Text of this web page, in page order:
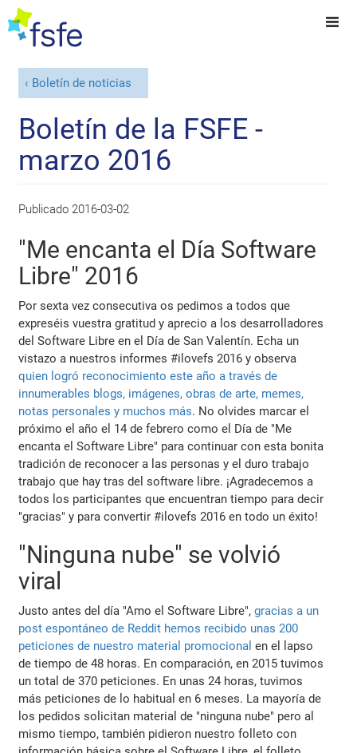
Boletín de noticias
Boletín de la FSFE -
marzo 2016
Publicado 2016-03-02
"Me encanta el Día Software
Libre" 2016
Por sexta vez consecutiva os pedimos a todos que
expreséis vuestra gratitud y aprecio a los desarrolladores
del Software Libre en el Día de San Valentín. Echa un
vistazo a nuestros informes #ilovefs 2016 y observa
quien logró reconocimiento este año a través de
innumerables blogs, imágenes, obras de arte, memes,
notas personales y muchos más. No olvides marcar el
próximo el año el 14 de febrero como el Día de "Me
encanta el Software Libre" para continuar con esta bonita
tradición de reconocer a las personas y el duro trabajo
trabajo que hay tras del software libre. ¡Agradecemos a
todos los participantes que encuentran tiempo para decir
"gracias" y para convertir #ilovefs 2016 en todo un éxito!
"Ninguna nube" se volvió
viral
Justo antes del día "Amo el Software Libre",gracias a un
post espontáneo de Reddit hemos recibido unas 200
peticiones de nuestro material promocional en el lapso
de tiempo de 48 horas. En comparación, en 2015 tuvimos
un total de 370 peticiones. En unas 24 horas, tuvimos
más peticiones de lo habitual en 6 meses. La mayoría de
los pedidos solicitan material de "ninguna nube" pero al
mismo tiempo, también pidieron nuestro folleto con